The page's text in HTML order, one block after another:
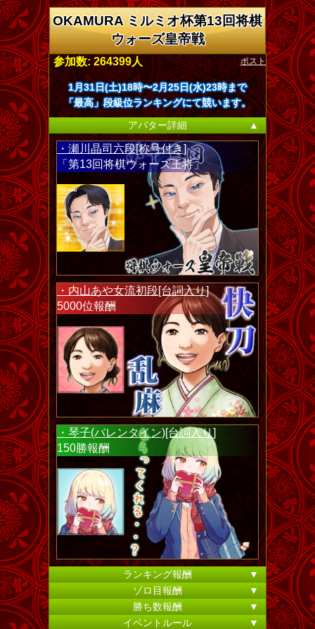
OKAMURA ミルミオ杯第13回将棋
ウォーズ皇帝戦
ポスト
参加数: 264399人
1月31日(土)18時〜2月25日(水)23時まで
「最高」段級位ランキングにて競います。
アバター詳細
▲
・瀬川晶司六段[称号付き]
「第13回将棋ウォーズ王将」
・内山あや女流初段[台詞入り]
5000位報酬
・琴子(バレンタイン)[台詞入り]
150勝報酬
ランキング報酬
▼
ゾロ目報酬
▼
勝ち数報酬
▼
イベントルール
▼